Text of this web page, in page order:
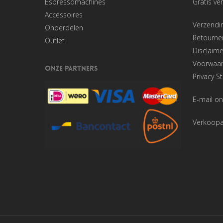
Accessoires
Onderdelen
Outlet
ONZE PARTNERS
Privacy
E-mail